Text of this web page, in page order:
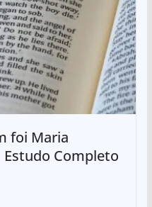
foi Maria
Completo